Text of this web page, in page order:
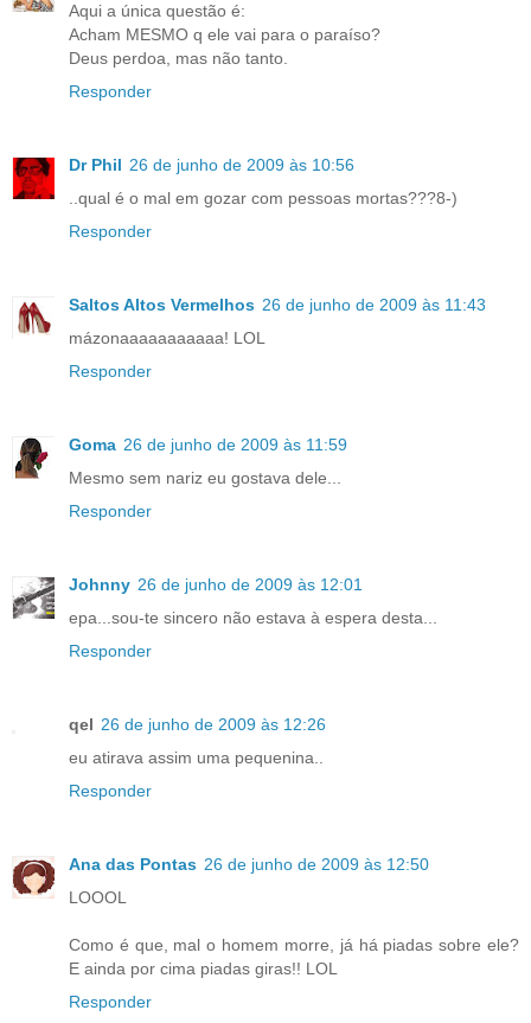
Aqui a única questão é:
Acham MESMO q ele vai para o paraíso?
Deus perdoa, mas não tanto.
Responder
Dr Phil 26 de junho de 2009 às 10:56
..qual é o mal em gozar com pessoas mortas???8-)
Responder
Saltos Altos Vermelhos 26 de junho de 2009 às 11:43
mázonaaaaaaaaaaa! LOL
Responder
Goma 26 de junho de 2009 às 11:59
Mesmo sem nariz eu gostava dele...
Responder
Johnny 26 de junho de 2009 às 12:01
epa...sou-te sincero não estava à espera desta...
Responder
qel 26 de junho de 2009 às 12:26
eu atirava assim uma pequenina..
Responder
Ana das Pontas 26 de junho de 2009 às 12:50
LOOOL
Como é que, mal o homem morre, já há piadas sobre ele?
E ainda por cima piadas giras!! LOL
Responder